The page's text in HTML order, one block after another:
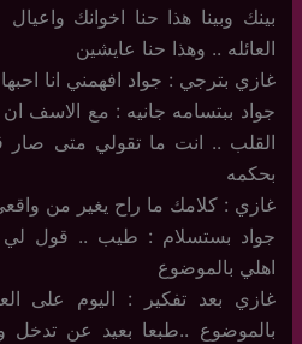
بينك وبينا هذا حنا اخوانك
العائله .. وهذا حنا عايشين
غازي بترجي : جواد افهمني انا احبها
جواد ببتسامه جانيه : مع الاسف ان
القلب .. انت ما تقولي متى صار
بحكمه
غازي : كلامك ما راح يغير من
جواد بستسلام : طيب .. قول
اهلي بالموضوع
غازي بعد تفكير : اليوم على
بالموضوع ..طبعا بعيد عن تدخل